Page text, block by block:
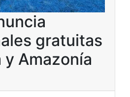
gratuitas
y Amazonía